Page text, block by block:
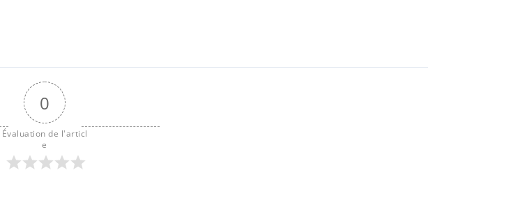
0
Évaluation de l'articl
e